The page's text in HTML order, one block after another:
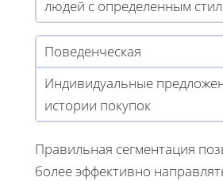
людей с определенным
Поведенческая
Индивидуальные
истории покупок
Правильная сегментация
более эффективно